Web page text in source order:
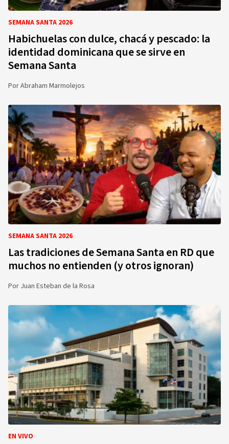
SEMANA SANTA 2026
Habichuelas con dulce, chacá y pescado: la
identidad dominicana que se sirve en
Semana Santa
PorAbraham Marmolejos
SEMANA SANTA 2026
Las tradiciones de Semana Santa en RD que
muchos no entienden (y otros ignoran)
Por Juan Esteban de la Rosa
EN VIVO